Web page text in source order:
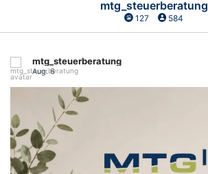
mtg_steuerberatung
127 584
mtg_steuerberatung
Aug. 6
mtg_steuerberatung
MTG feiert 3 Jubiläen!
Treue, Engagement
28 1